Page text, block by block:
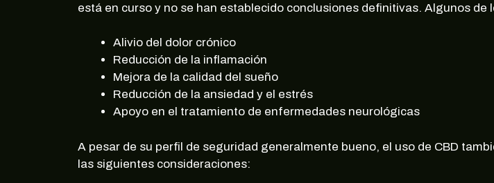
está en curso y no se han establecido conclusiones definitivas. Algunos de
Alivio del dolor crónico
Reducción de la inflamación
Mejora de la calidad del sueño
Reducción de la ansiedad y el estrés
Apoyo en el tratamiento de enfermedades neurológicas
A pesar de su perfil de seguridad generalmente bueno, el uso de CBD
las siguientes consideraciones: